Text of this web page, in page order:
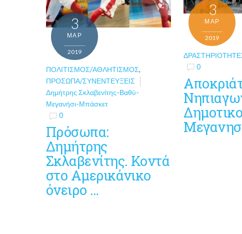
3
ΜΑΡ
2019
ΠΟΛΙΤΙΣΜΌΣ/ΑΘΛΗΤΙΣΜΌΣ,
ΠΡΌΣΩΠΑ/ΣΥΝΕΝΤΕΎΞΕΙΣ
Δημήτρης Σκλαβενίτης-Βαθύ-
Μεγανήσι-Μπάσκετ
0
Πρόσωπα:
Δημήτρης
Σκλαβενίτης. Κοντά
στο Αμερικάνικο
όνειρο …
3
ΜΑΡ
2019
0